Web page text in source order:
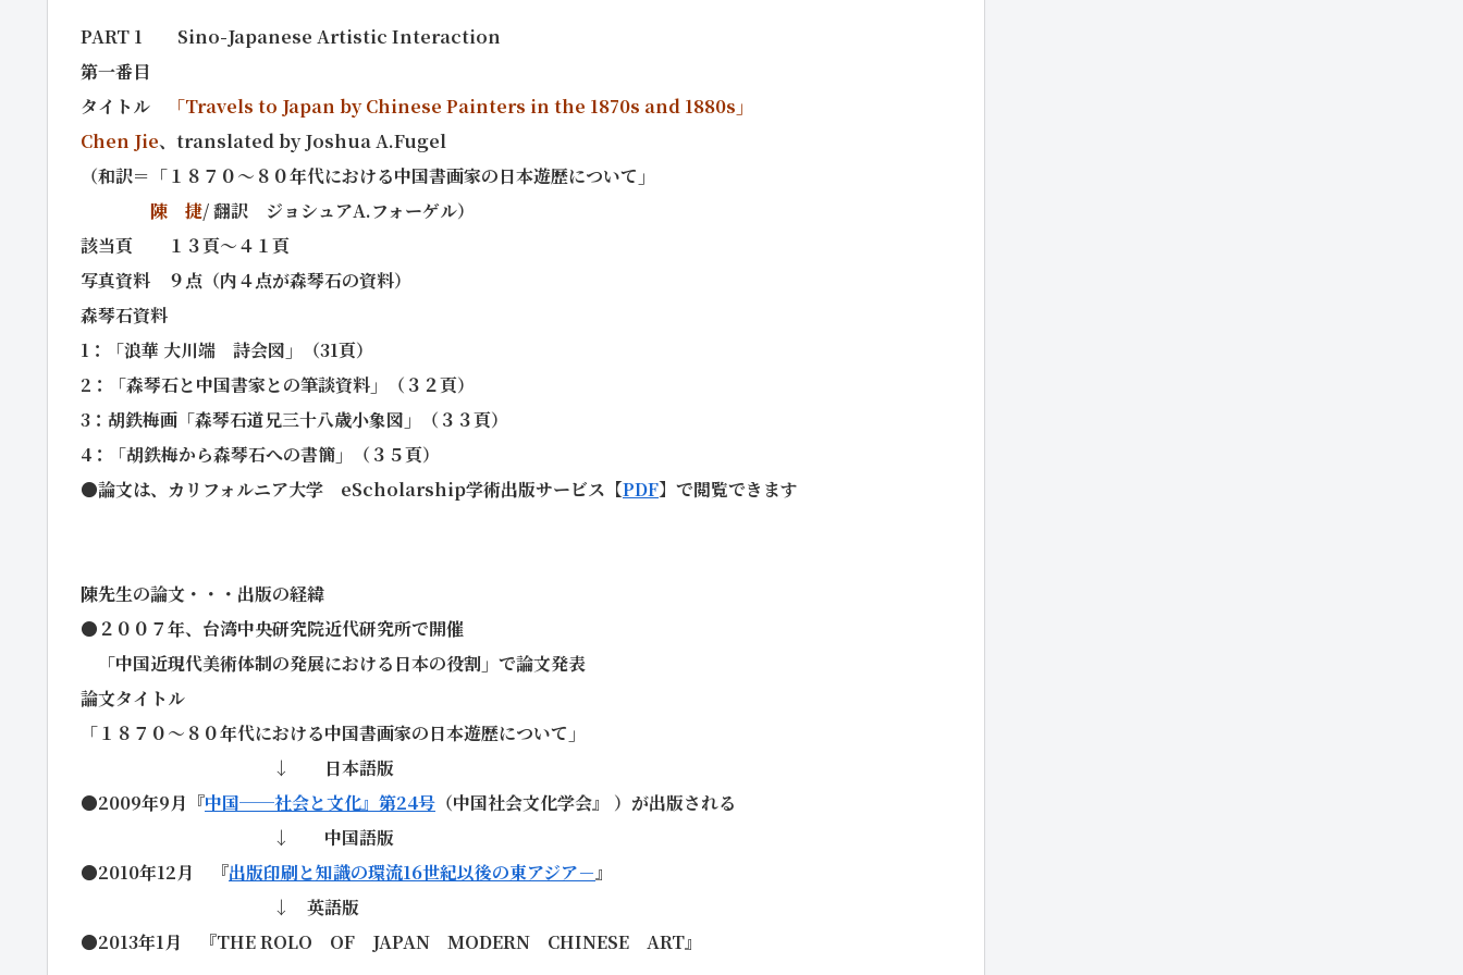
PART 1 Sino-Japanese Artistic Interaction
第一番目
タイトル
「Travels to Japan by Chinese Painters in the 1870s and 1880s」
Chen Jie、translated by Joshua A.Fugel
（和訳＝「１８７０～８０年代における中国書画家の日本遊歴について」
陳 捷/ 翻訳 ジョシュアA.フォーゲル）
該当頁 １３頁～４１頁
写真資料 ９点（内４点が森琴石の資料）
森琴石資料
1：「浪華 大川端 詩会図」（31頁）
2：「森琴石と中国書家との筆談資料」（３２頁）
3：胡鉄梅画「森琴石道兄三十八歳小象図」（３３頁）
4：「胡鉄梅から森琴石への書簡」（３５頁）
●論文は、カリフォルニア大学 eScholarship学術出版サービス【PDF】で閲覧できます
陳先生の論文・・・出版の経緯
●２００７年、台湾中央研究院近代研究所で開催
「中国近現代美術体制の発展における日本の役割」で論文発表
論文タイトル
「１８７０～８０年代における中国書画家の日本遊歴について」
↓ 日本語版
●2009年9月『中国──社会と文化』第24号 （中国社会文化学会』 ）が出版される
↓ 中国語版
●2010年12月
『出版印刷と知識の環流16世紀以後の東アジア－』
↓ 英語版
●2013年1月 『THE ROLO OF JAPAN MODERN CHINESE ART』